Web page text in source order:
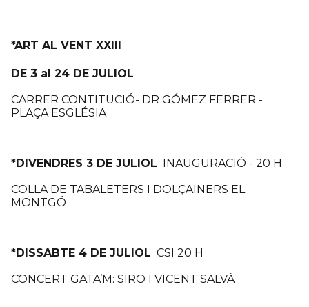
*ART AL VENT XXIII
DE 3 al 24 DE JULIOL
CARRER CONTITUCIÓ- DR GÓMEZ FERRER -
PLAÇA ESGLÉSIA
*DIVENDRES 3 DE JULIOL INAUGURACIÓ - 20 H
COLLA DE TABALETERS I DOLÇAINERS EL
MONTGÓ
*DISSABTE 4 DE JULIOL CSI 20 H
CONCERT GATA’M: SIRO I VICENT SALVÀ